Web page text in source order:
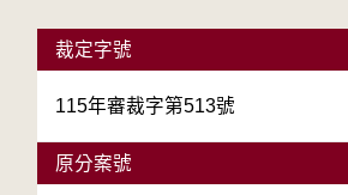
裁定字號
115年審裁字第513號
原分案號